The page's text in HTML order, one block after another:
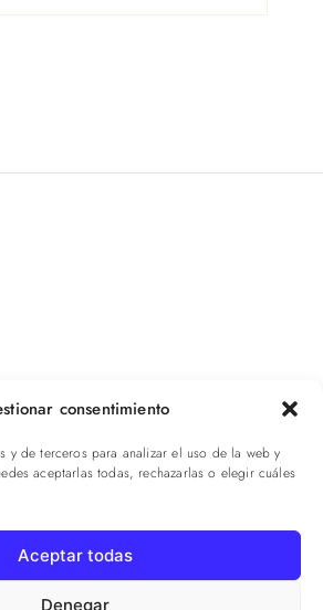
consentimiento
y de terceros para analizar el uso de la web y
aceptarlas todas, rechazarlas o elegir cuáles
Aceptar todas
Denegar
novedades
· Damaroca Ibéricos S.L. · B-90471293 ·